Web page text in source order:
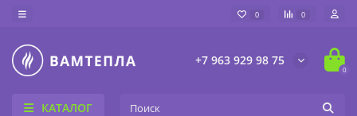
0 0
+7 963 929 98 75
0
КАТАЛОГ